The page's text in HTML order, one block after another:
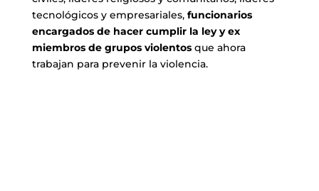
tecnológicos y empresariales, funcionarios
encargados de hacer cumplir la ley y ex
miembros de grupos violentosque ahora
trabajan para prevenir la violencia.